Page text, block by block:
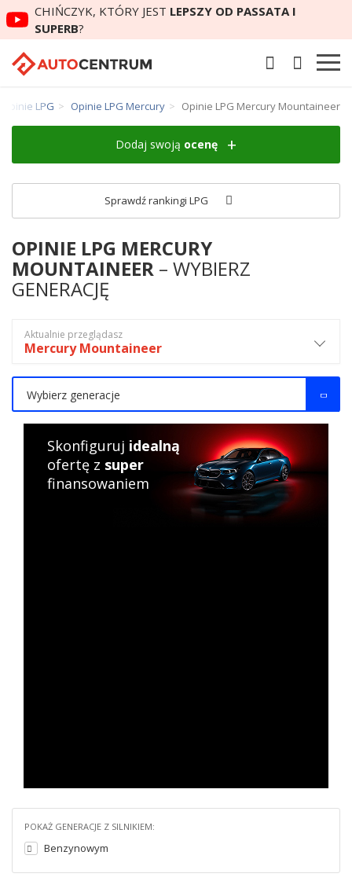
CHIŃCZYK, KTÓRY JEST LEPSZY OD PASSATA I
SUPERB?
Opinie LPG Opinie LPG Mercury Opinie LPG Mercury Mountaineer
POKAŻ GENERACJE Z SILNIKIEM:
Benzynowym
Dodaj swoją ocenę
Sprawdź rankingi LPG
OPINIE LPG MERCURY
MOUNTAINEER – WYBIERZ
GENERACJĘ
Aktualnie przeglądasz
Mercury Mountaineer
Wybierz generacje
Skonfiguruj idealną
ofertę z super
finansowaniem